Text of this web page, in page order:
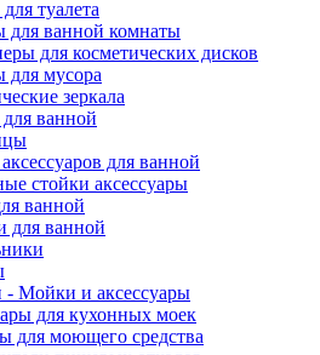
туалета
для ванной комнаты
для косметических дисков
для мусора
зеркала
ванной
для ванной
стойки аксессуары
ванной
для ванной
- Мойки и аксессуары
для кухонных моек
для моющего средства